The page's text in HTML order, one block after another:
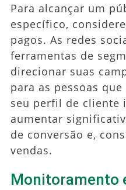
Para alcançar um
específico,
pagos. As redes
ferramentas de
direcionar suas
para as pessoas
seu perfil de cliente
aumentar
de conversão e,
vendas.
Monitoramento